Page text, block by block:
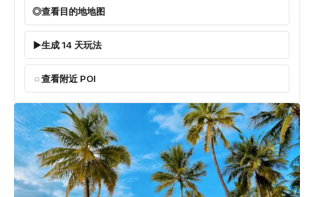
查看目的地地图
生成 14 天玩法
查看附近 POI